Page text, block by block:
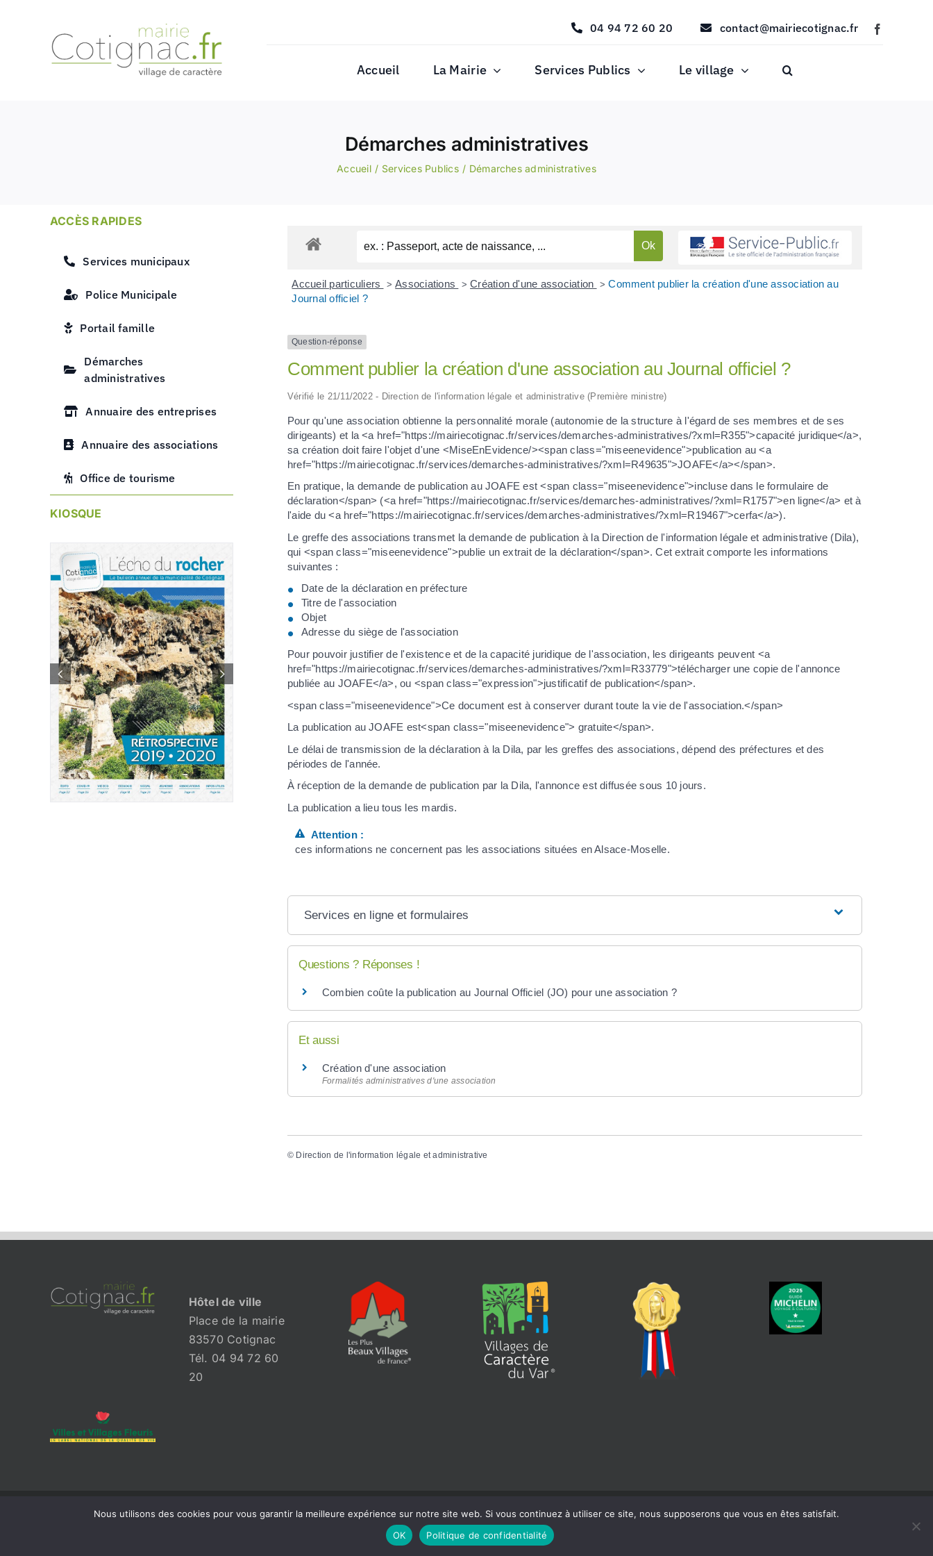
04 94 72 60 20 contact@mairiecotignac.fr
Accueil La Mairie Services Publics Le village
Démarches administratives
Accueil Services Publics Démarches administratives
ACCÈS RAPIDES
Services municipaux
Police Municipale
Portail famille
Démarches
administratives
Annuaire des entreprises
Annuaire des associations
Office de tourisme
KIOSQUE
Accueil particuliers > Associations > Création d'une association > Comment publier la création d'une association au
Journal officiel ?
Question-réponse
Comment publier la création d'une association au Journal officiel ?
Vérifié le 21/11/2022 - Direction de l'information légale et administrative (Première ministre)
Pour qu'une association obtienne la personnalité morale (autonomie de la structure à l'égard de ses membres et de ses
dirigeants) et la <a href="https://mairiecotignac.fr/services/demarches-administratives/?xml=R355">capacité juridique</a>,
sa création doit faire l'objet d'une <MiseEnEvidence/><span class="miseenevidence">publication au <a
href="https://mairiecotignac.fr/services/demarches-administratives/?xml=R49635">JOAFE</a></span>.
En pratique, la demande de publication au JOAFE est <span class="miseenevidence">incluse dans le formulaire de
déclaration</span> (<a href="https://mairiecotignac.fr/services/demarches-administratives/?xml=R1757">en ligne</a> et à
l'aide du <a href="https://mairiecotignac.fr/services/demarches-administratives/?xml=R19467">cerfa</a>).
Le greffe des associations transmet la demande de publication à la Direction de l'information légale et administrative (Dila),
qui <span class="miseenevidence">publie un extrait de la déclaration</span>. Cet extrait comporte les informations
suivantes :
Date de la déclaration en préfecture
Titre de l'association
Objet
Adresse du siège de l'association
Pour pouvoir justifier de l'existence et de la capacité juridique de l'association, les dirigeants peuvent <a
href="https://mairiecotignac.fr/services/demarches-administratives/?xml=R33779">télécharger une copie de l'annonce
publiée au JOAFE</a>, ou <span class="expression">justificatif de publication</span>.
<span class="miseenevidence">Ce document est à conserver durant toute la vie de l'association.</span>
La publication au JOAFE est<span class="miseenevidence"> gratuite</span>.
Le délai de transmission de la déclaration à la Dila, par les greffes des associations, dépend des préfectures et des
périodes de l'année.
À réception de la demande de publication par la Dila, l'annonce est diffusée sous 10 jours.
La publication a lieu tous les mardis.
Attention :
ces informations ne concernent pas les associations situées en Alsace-Moselle.
Services en ligne et formulaires
Questions ? Réponses !
Combien coûte la publication au Journal Officiel (JO) pour une association ?
Et aussi
Création d'une association
Formalités administratives d'une association
© Direction de l'information légale et administrative
Hôtel de ville
Place de la mairie
83570 Cotignac
Tél. 04 94 72 60
20
© 2026 Mairie de Cotignac | Tous droits réservés | Siret : 218 300 465 000 18 |Mentions légales| Réalisation : Béaba-informatique
Nous utilisons des cookies pour vous garantir la meilleure expérience sur notre site web. Si vous continuez à utiliser ce site, nous supposerons que vous en êtes satisfait.
OK
Politique de confidentialité